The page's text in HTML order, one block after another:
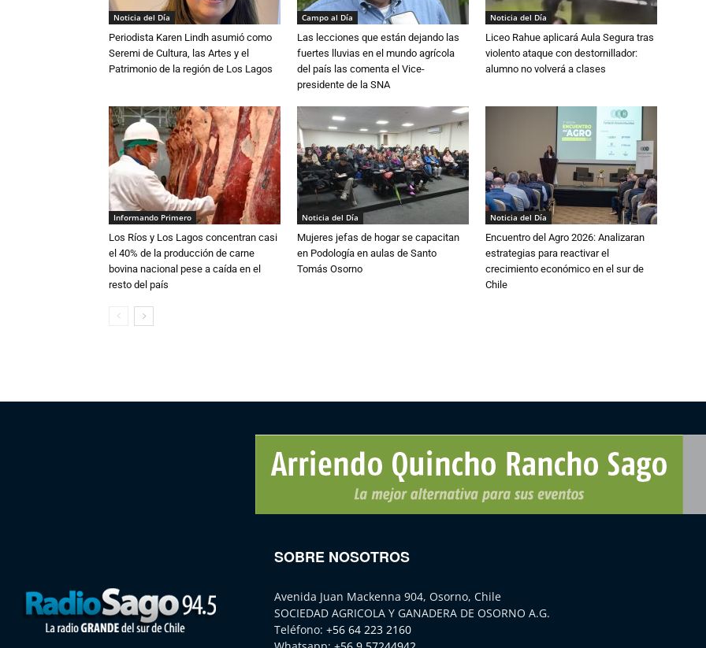
Noticia del Día
Periodista Karen Lindh asumió como
Seremi de Cultura, las Artes y el
Patrimonio de la región de Los Lagos
Campo al Día
Las lecciones que están dejando las
fuertes lluvias en el mundo agrícola
del país las comenta el Vice-
presidente de la SNA
Noticia del Día
Liceo Rahue aplicará Aula Segura tras
violento ataque con destornillador:
alumno no volverá a clases
Informando Primero
Los Ríos y Los Lagos concentran casi
el 40% de la producción de carne
bovina nacional pese a caída en el
resto del país
Noticia del Día
Mujeres jefas de hogar se capacitan
en Podología en aulas de Santo
Tomás Osorno
Noticia del Día
Encuentro del Agro 2026: Analizaran
estrategias para reactivar el
crecimiento económico en el sur de
Chile
SOBRE NOSOTROS
Avenida Juan Mackenna 904, Osorno, Chile
SOCIEDAD AGRICOLA Y GANADERA DE OSORNO A.G.
Teléfono: +56 64 223 2160